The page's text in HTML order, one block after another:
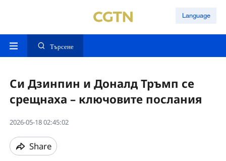
Language
Търсене
Си Дзинпин и Доналд Тръмп се
срещнаха – ключовите послания
2026-05-18 02:45:02
Share